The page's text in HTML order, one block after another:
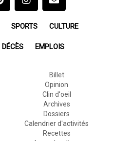
SPORTS CULTURE
DÉCÈS EMPLOIS
Billet
Opinion
Clin d'oeil
Archives
Dossiers
Calendrier d'activités
Recettes